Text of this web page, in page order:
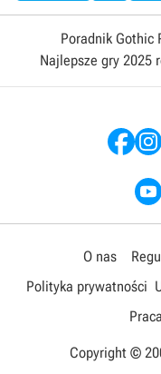
Poradnik Gothic
Najlepsze gry 2025
O nas
Polityka prywatności
Praca
Copyright ©